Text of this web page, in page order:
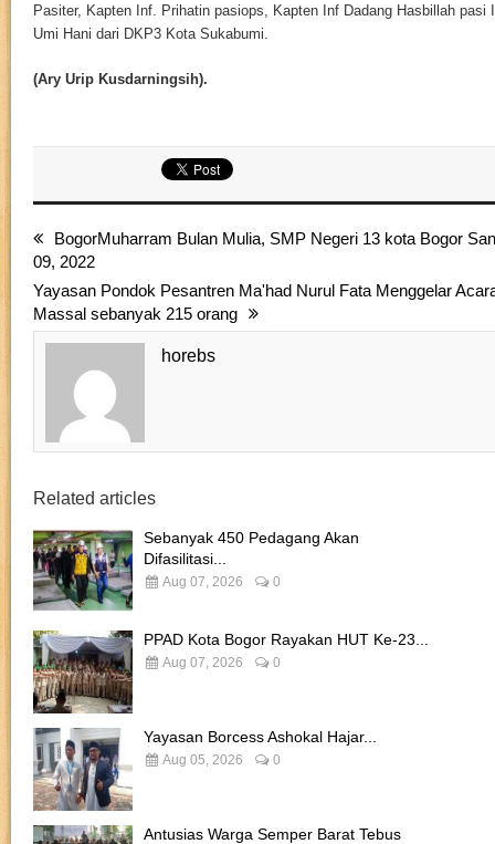
Pasiter, Kapten Inf. Prihatin pasiops, Kapten Inf Dadang Hasbillah pasi
Umi Hani dari DKP3 Kota Sukabumi.
(Ary Urip Kusdarningsih).
BogorMuharram Bulan Mulia, SMP Negeri 13 kota Bogor
09, 2022
Yayasan Pondok Pesantren Ma'had Nurul Fata Menggelar
Massal sebanyak 215 orang
horebs
Related articles
Sebanyak 450 Pedagang Akan
Difasilitasi...
Aug 07, 2026 0
PPAD Kota Bogor Rayakan HUT Ke-23...
Aug 07, 2026 0
Yayasan Borcess Ashokal Hajar...
Aug 05, 2026 0
Antusias Warga Semper Barat Tebus